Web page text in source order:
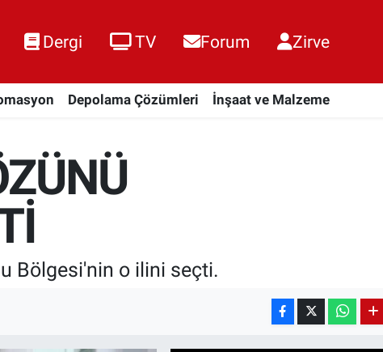
Dergi TV Forum Zirve
Depolama Çözümleri İnşaat ve Malzeme
Bölgesi'nin o ilini seçti.